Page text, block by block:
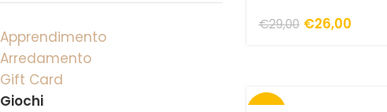
Apprendimento
Arredamento
Gift Card
Giochi
€29,00 €26,00